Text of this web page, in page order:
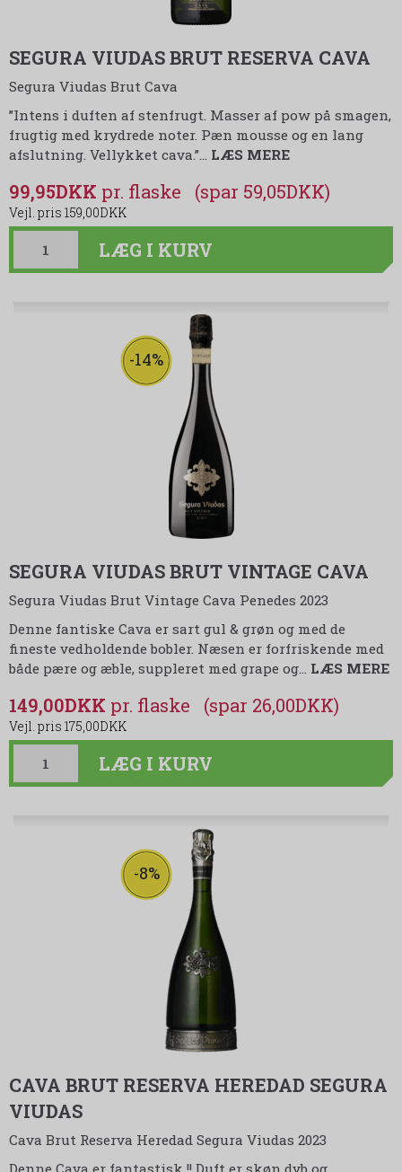
SEGURA VIUDAS BRUT RESERVA CAVA
Segura Viudas Brut Cava
”Intens i duften af stenfrugt. Masser af pow på smagen,
frugtig med krydrede noter. Pæn mousse og en lang
afslutning. Vellykket cava.”… LÆS MERE
99,95DKK
159,00DKK
(spar 59,05DKK)
LÆG I KURV
-14%
SEGURA VIUDAS BRUT VINTAGE CAVA
Segura Viudas Brut Vintage Cava Penedes 2023
Denne fantiske Cava er sart gul & grøn og med de
fineste vedholdende bobler. Næsen er forfriskende med
både pære og æble, suppleret med grape og
LÆS MERE
149,00DKK
175,00DKK
(spar 26,00DKK)
LÆG I KURV
-8%
CAVA BRUT RESERVA HEREDAD SEGURA
VIUDAS
Cava Brut Reserva Heredad Segura Viudas 2023
Denne Cava er fantastisk !! Duft er skøn dyb og